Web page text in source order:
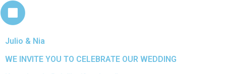
Julio & Nia
WE INVITE YOU TO CELEBRATE OUR WEDDING